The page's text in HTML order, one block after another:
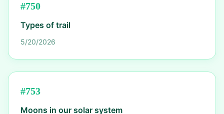
#750
Types of trail
5/20/2026
#753
Moons in our solar system